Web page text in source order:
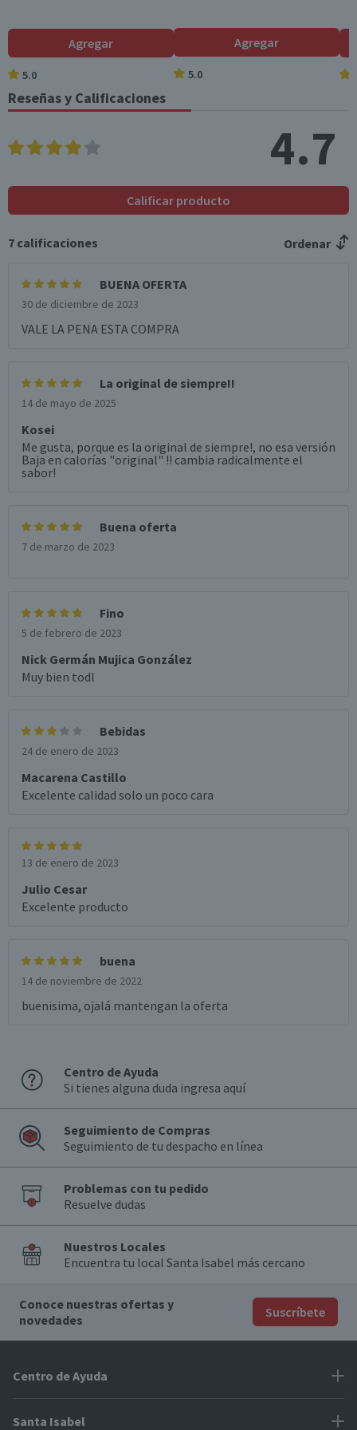
Agregar
5.0
Agregar
5.0
Reseñas y Calificaciones
4.7
Calificar producto
7 calificaciones Ordenar
BUENA OFERTA
30 de diciembre de 2023
VALE LA PENA ESTA COMPRA
La original de siempre!!
14 de mayo de 2025
Kosei
Me gusta, porque es la original de siempre!, no esa versión
Baja en calorías "original" !! cambia radicalmente el
sabor!
Buena oferta
7 de marzo de 2023
Fino
5 de febrero de 2023
Nick Germán Mujica González
Muy bien todl
Bebidas
24 de enero de 2023
Macarena Castillo
Excelente calidad solo un poco cara
13 de enero de 2023
Julio Cesar
Excelente producto
buena
14 de noviembre de 2022
buenisima, ojalá mantengan la oferta
Centro de Ayuda
Si tienes alguna duda ingresa aquí
Seguimiento de Compras
Seguimiento de tu despacho en línea
Problemas con tu pedido
Resuelve dudas
Nuestros Locales
Encuentra tu local Santa Isabel más cercano
Conoce nuestras ofertas y
novedades
Suscríbete
Centro de Ayuda
Problemas con tu pedido
Santa Isabel